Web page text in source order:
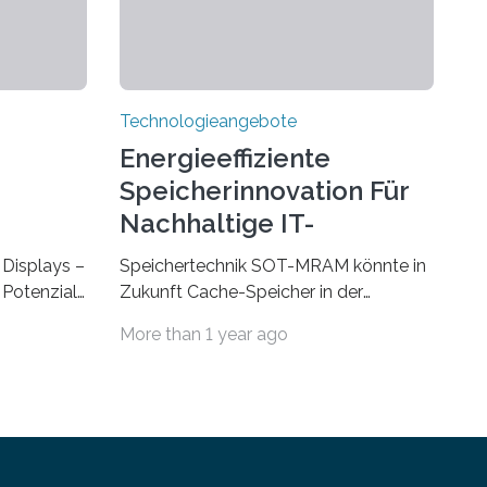
–
eine
Technologieangebote
Energieeffiziente
Speicherinnovation Für
Nachhaltige IT-
Lösungen
Speichertechnik SOT-MRAM könnte in
Zukunft Cache-Speicher in der
Foto, klick, und ab in die sozialen
More than 1 year ago